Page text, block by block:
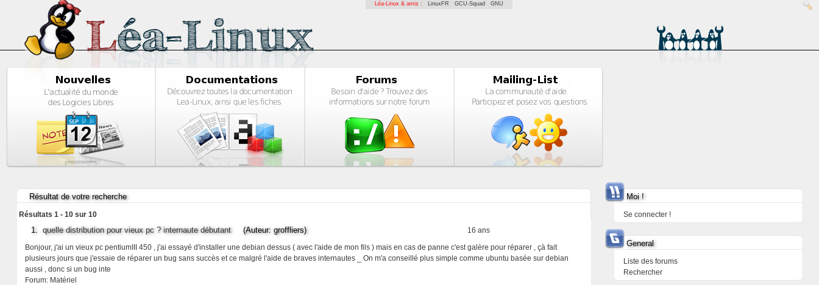
Léa-Linux & amis : LinuxFR GCU-Squad GNU
Résultat de votre recherche
Résultats 1 - 10 sur 10
16 ans
1. quelle distribution pour vieux pc ? internaute débutant(Auteur: groffliers)
Bonjour, j'ai un vieux pc pentiumIII 450 , j'ai essayé d'installer une debian dessus ( avec l'aide de mon fils ) mais en cas de panne c'est galère pour réparer , çà fait
plusieurs jours que j'essaie de réparer un bug sans succès et ce malgré l'aide de braves internautes _ On m'a conseillé plus simple comme ubuntu basée sur debian
aussi , donc si un bug inte
Forum: Matériel
Moi !
Se connecter !
General
Liste des forums
Rechercher